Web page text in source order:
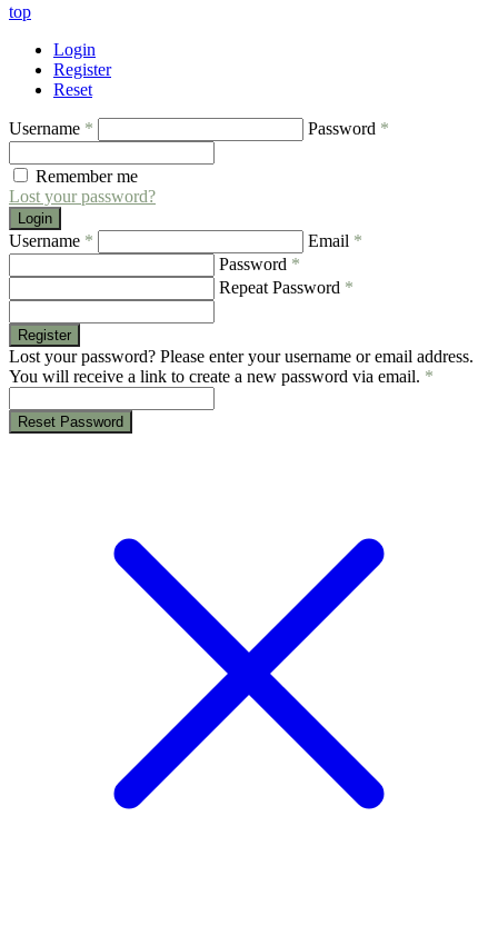
top
Login
Register
Reset
Username * Password *
Remember me
Lost your password?
Login
Username * Email *
Password *
Repeat Password *
Register
Lost your password? Please enter your username or email address.
You will receive a link to create a new password via email. *
Reset Password